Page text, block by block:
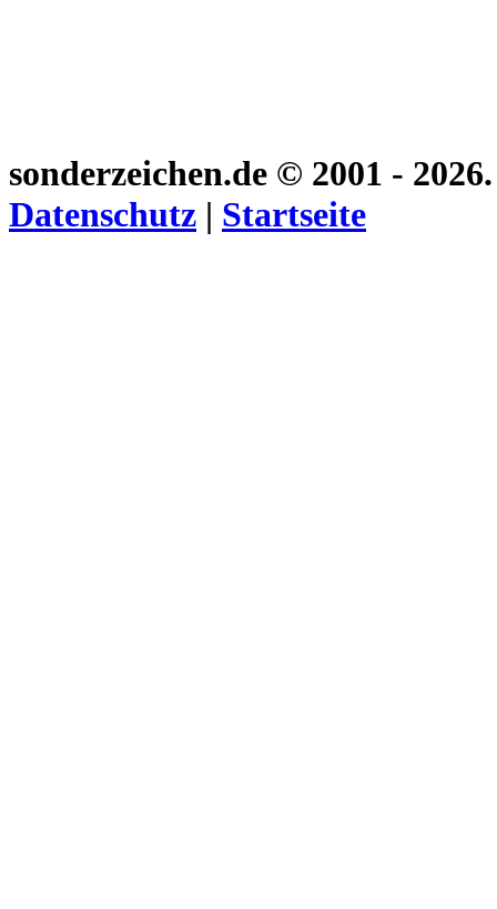
sonderzeichen.de © 2001 -
Datenschutz | Startseite